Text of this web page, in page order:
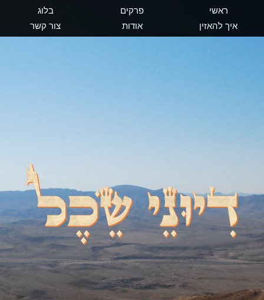
ראשי פרקים
בלוג
איך להאזין
אודות צור קשר
דיוני שכל